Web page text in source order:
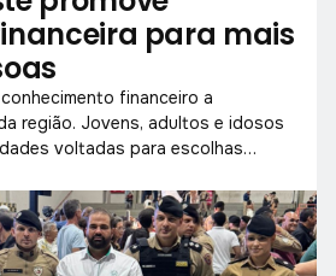
para mais
financeiro a
região. Jovens, adultos e idosos
voltadas para escolhas